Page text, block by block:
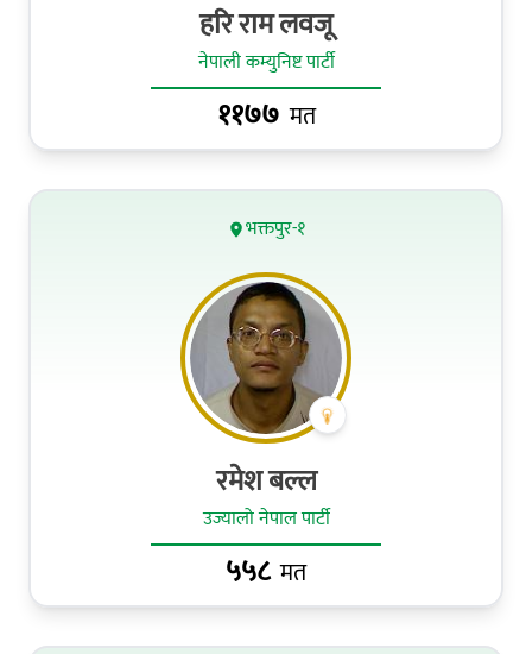
हरि राम लवजू
नेपाली कम्युनिष्ट पार्टी
११७७ मत
भक्तपुर-१
रमेश बल्ल
उज्यालो नेपाल पार्टी
५५८ मत